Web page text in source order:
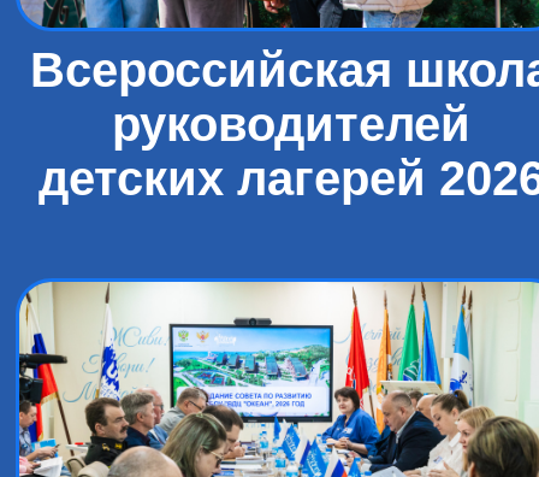
Всероссийская
руководителей
детских лагерей